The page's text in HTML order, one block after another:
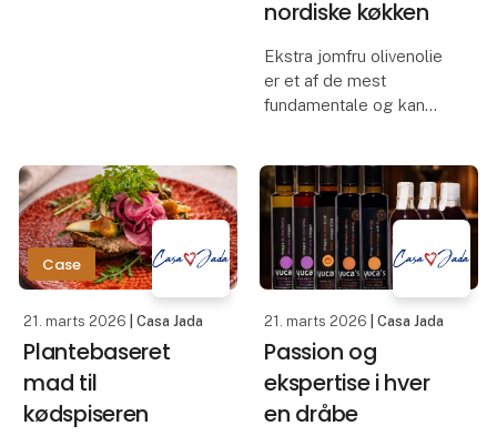
nordiske køkken
Ekstra jomfru olivenolie
er et af de mest
fundamentale og kan
danskernes daglige
køkken. Dens kvalitet,
smag og sundhedsværdi
afhænger i høj grad af,
hvor
Case
21. marts 2026 | Casa Jada
Plantebaseret
mad til
kødspiseren
21. marts 2026 | Casa Jada
Passion og
ekspertise i hver
en dråbe